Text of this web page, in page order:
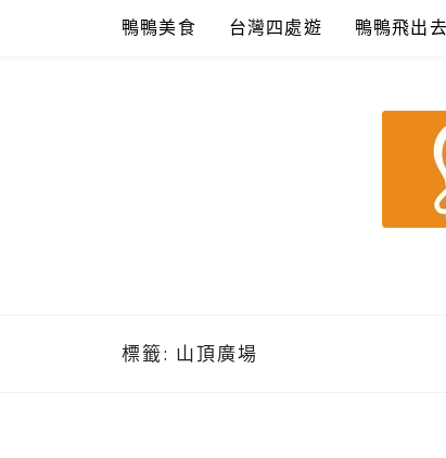
鴨鴨美食 台灣四處遊 鴨鴨飛出去
標籤: 山頂廣場